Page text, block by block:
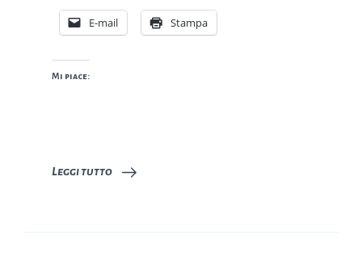
E-mail Stampa
Mi piace:
Leggi tutto